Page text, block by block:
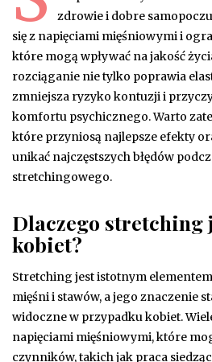
zdrowie i dobre
się z napięciami mięśniowymi i
które mogą wpływać na jakość
rozciąganie nie tylko poprawia
zmniejsza ryzyko kontuzji i
komfortu psychicznego. Warto
które przyniosą najlepsze efekty
unikać najczęstszych błędów
stretchingowego.
Dlaczego stretching
kobiet?
Stretching jest istotnym
mięśni i stawów, a jego znaczenie
widoczne w przypadku kobiet.
napięciami mięśniowymi, które
czynników, takich jak praca